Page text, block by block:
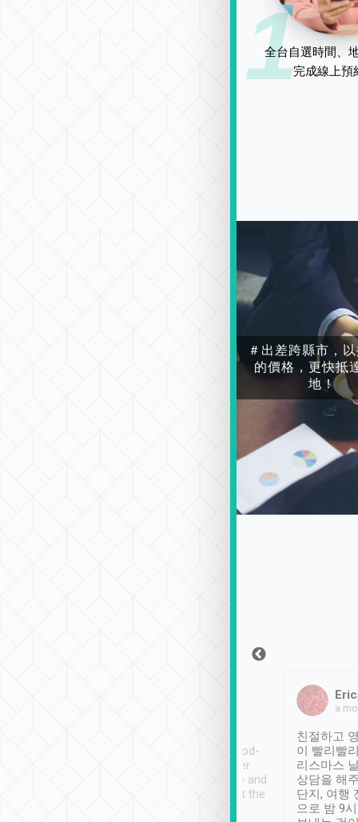
1
全台自選時間、
完成線上預
＃出差跨縣市，
的價格，更快抵
地！
service, vehicles in good-
condition and the driver
service was awesome and
thoughtful. Driver went the
a
친절하고
이 빨리빨
리스마스
상담을 해
단지, 여행
으로 밤 9